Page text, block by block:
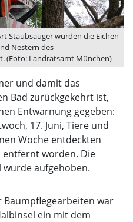
Staubsauger wurden die Eichen
Nestern des
(Foto: Landratsamt München)
und damit das
Bad zurückgekehrt ist,
Entwarnung gegeben:
17. Juni, Tiere und
Woche entdeckten
entfernt worden. Die
wurde aufgehoben.
war
ein mit dem